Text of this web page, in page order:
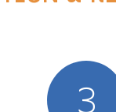
3